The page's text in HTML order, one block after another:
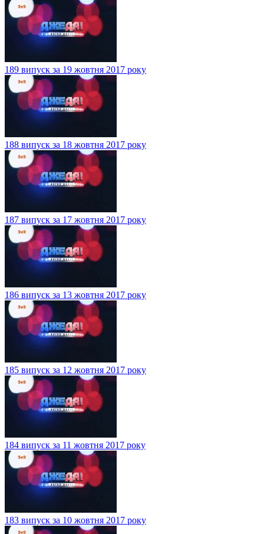
189 випуск за 19 жовтня 2017 року
188 випуск за 18 жовтня 2017 року
187 випуск за 17 жовтня 2017 року
186 випуск за 13 жовтня 2017 року
185 випуск за 12 жовтня 2017 року
184 випуск за 11 жовтня 2017 року
183 випуск за 10 жовтня 2017 року